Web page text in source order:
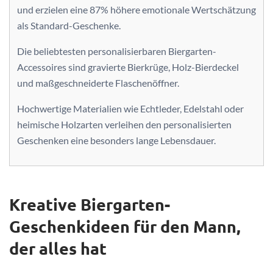
und erzielen eine 87% höhere emotionale Wertschätzung
als Standard-Geschenke.
Die beliebtesten personalisierbaren Biergarten-
Accessoires sind gravierte Bierkrüge, Holz-Bierdeckel
und maßgeschneiderte Flaschenöffner.
Hochwertige Materialien wie Echtleder, Edelstahl oder
heimische Holzarten verleihen den personalisierten
Geschenken eine besonders lange Lebensdauer.
Kreative Biergarten-
Geschenkideen für den Mann,
der alles hat